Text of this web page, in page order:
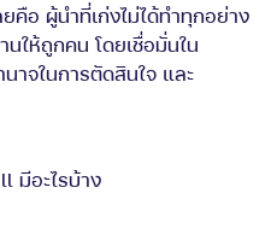
คือ ผู้นำที่เก่งไม่ได้ทำทุกอย่าง
ให้ถูกคน โดยเชื่อมั่นใน
าจในการตัดสินใจ และ